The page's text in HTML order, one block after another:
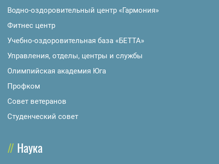
Водно-оздоровительный центр «Гармония»
Фитнес центр
Учебно-оздоровительная база «БЕТТА»
Управления, отделы, центры и службы
Олимпийская академия Юга
Профком
Совет ветеранов
Студенческий совет
Наука